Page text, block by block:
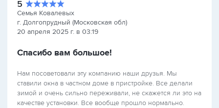
5
Семья Ковалевых
г. Долгопрудный (Московская обл)
20 апреля 2025 г. в 03:19
Спасибо вам большое!
Нам посоветовали эту компанию наши друзья. Мы
ставили окна в частном доме в пристройке. Все делали
зимой и очень сильно переживали, не скажется ли это на
качестве установки. Все вообще прошло нормально.